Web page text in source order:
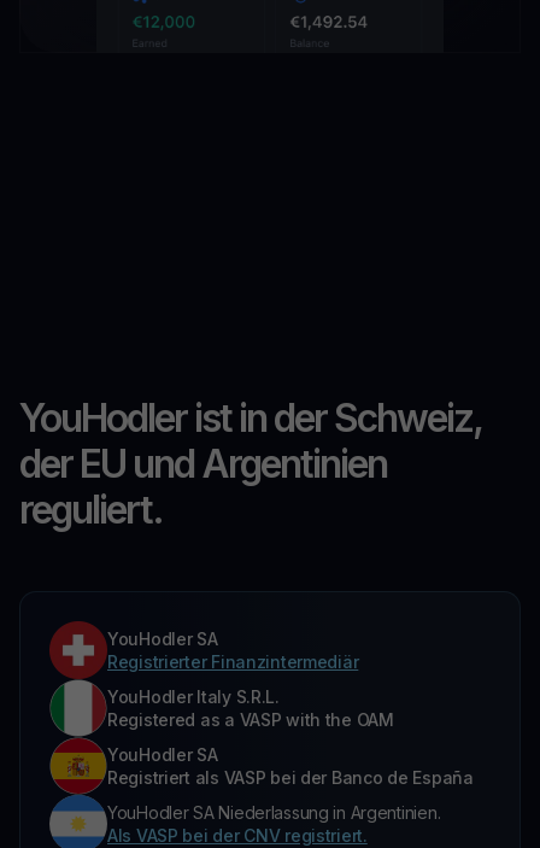
YouHodler ist in der Schweiz,
der EU und Argentinien
reguliert.
YouHodler SA
Registrierter Finanzintermediär
YouHodler Italy S.R.L.
Registered as a VASP with the OAM
YouHodler SA
Registriert als VASP bei der Banco de España
YouHodler SA Niederlassung in Argentinien.
Als VASP bei der CNV registriert.